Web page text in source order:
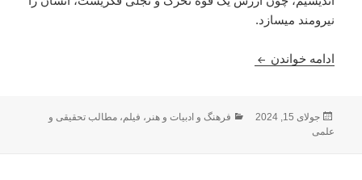
نیرومند میسازد.
ادامه خواندن شاد روان استاد توریالی شفق یک نام معروف،
ارسال
شده
جولای 15, 2024 دسته‌ها
فرهنگ و ادبیات و هنر ، فیلم،مطالب تحقیقی و
علمی